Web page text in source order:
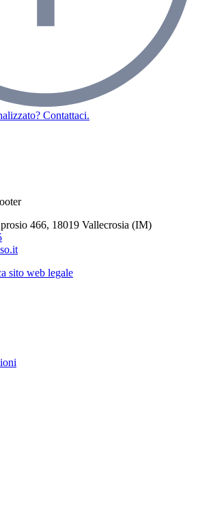
Contattaci.
466, 18019 Vallecrosia (IM)